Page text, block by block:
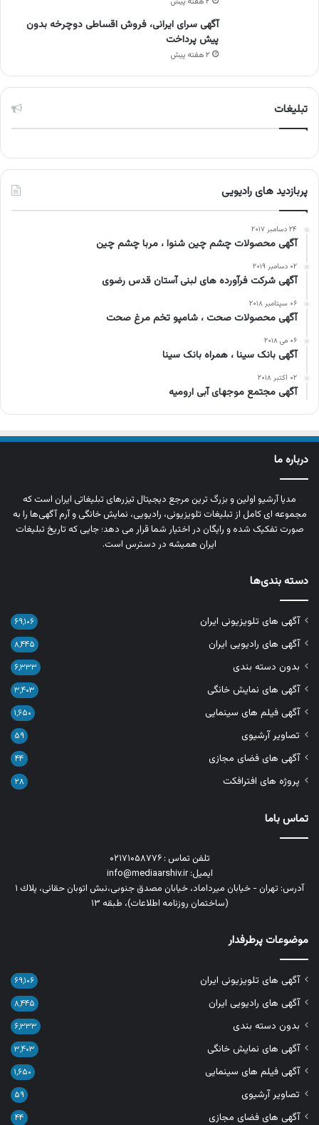
آگهی سرای ایرانی، فروش اقساطی دوچرخه بدون
پیش پرداخت
۲ هفته پیش
تبلیغات
پربازدید های رادیویی
۲۴ دسامبر ۲۰۱۷
آگهی محصولات چشم چین شنوا ، مربا چشم چین
۰۲ دسامبر ۲۰۱۹
آگهی شرکت فرآورده های لبنی آستان قدس رضوی
۰۶ سپتامبر ۲۰۱۸
آگهی محصولات صحت ، شامپو تخم مرغ صحت
۰۶ می ۲۰۱۸
آگهی بانک سینا ، همراه بانک سینا
۰۲ اکتبر ۲۰۱۸
آگهی مجتمع موجهای آبی ارومیه
درباره ما
مدیا آرشیو اولین و بزرگ‌ ترین مرجع دیجیتال تیزرهای تبلیغاتی ایران است که
مجموعه‌ ای کامل از تبلیغات تلویزیونی، رادیویی، نمایش خانگی و آرم‌ آگهی‌ها را به‌
صورت تفکیک‌ شده و رایگان در اختیار شما قرار می‌ دهد؛ جایی که تاریخ تبلیغات
ایران همیشه در دسترس است.
دسته بندی‌ها
آگهی های تلویزیونی ایران ۶۹,۱۰۶
آگهی های رادیویی ایران ۸,۴۴۵
بدون دسته بندی ۶,۳۳۳
آگهی های نمایش خانگی ۳,۴۰۳
آگهی فیلم های سینمایی ۱,۶۵۰
تصاویر آرشیوی ۵۹
آگهی های فضای مجازی ۴۴
پروژه های افترافکت ۲۸
تماس باما
تلفن تماس : ۰۲۱۷۱۰۵۸۷۷۶
ایمیل: info@mediaarshiv.ir
آدرس: تهران - خیابان میرداماد، خیابان مصدق جنوبی،نبش اتوبان حقانی، پلاك ١
(ساختمان روزنامه اطلاعات)، طبقه ۱۳
موضوعات پرطرفدار
آگهی های تلویزیونی ایران ۶۹,۱۰۶
آگهی های رادیویی ایران ۸,۴۴۵
بدون دسته بندی ۶,۳۳۳
آگهی های نمایش خانگی ۳,۴۰۳
آگهی فیلم های سینمایی ۱,۶۵۰
تصاویر آرشیوی ۵۹
آگهی های فضای مجازی ۴۴